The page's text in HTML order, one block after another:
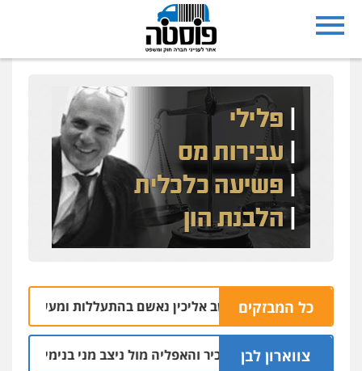
כל המבזקים
בעל משק במושב אליכין נאשם בהתעללות ומעשים מגונים
צווארון לבן
הקצין הבכיר והאפליה מול ניצב מני בנימין בתיק נצרת